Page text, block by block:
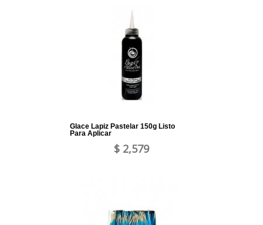
Glace Lapiz Pastelar 150g Listo
Para Aplicar
$ 2,579